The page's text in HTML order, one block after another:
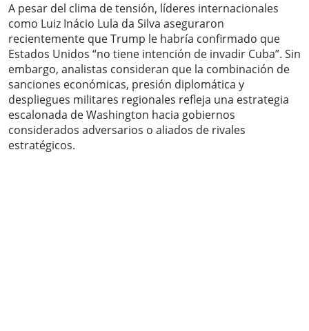
A pesar del clima de tensión, líderes internacionales
como Luiz Inácio Lula da Silva aseguraron
recientemente que Trump le habría confirmado que
Estados Unidos “no tiene intención de invadir Cuba”. Sin
embargo, analistas consideran que la combinación de
sanciones económicas, presión diplomática y
despliegues militares regionales refleja una estrategia
escalonada de Washington hacia gobiernos
considerados adversarios o aliados de rivales
estratégicos.